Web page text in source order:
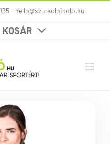
- hello@szurkoloipolo.hu
KOSÁR